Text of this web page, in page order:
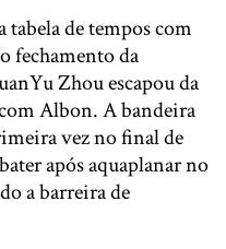
tabela de tempos com
fechamento da
Zhou escapou da
Albon. A bandeira
vez no final de
após aquaplanar no
a barreira de